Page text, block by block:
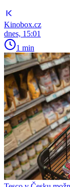
Kinobox.cz
dnes, 15:01
1 min